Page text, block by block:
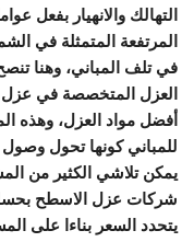
التهالك والانهيار بفعل
المرتفعة المتمثلة في
في تلف المباني، وهنا
العزل المتخصصة في عزل
أفضل مواد العزل، وهذه
للمباني كونها تحول وصول
يمكن تلاشي الكثير من
شركات عزل الاسطح
يتحدد السعر بناءا على